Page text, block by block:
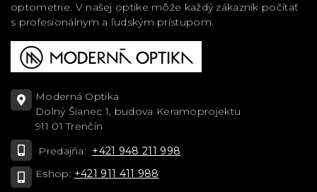
optometrie. V našej optike môže každý zákazník počítať
s profesionálnym a ľudským prístupom.
Moderná Optika
Dolný Šianec 1, budova Keramoprojektu
911 01 Trenčín
Predajňa: +421 948 211 998
Eshop: +421 911 411 988